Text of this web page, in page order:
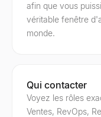
afin que vous
véritable fenêtre
monde.
Qui contacter
Voyez les rôles
Ventes, RevOps,